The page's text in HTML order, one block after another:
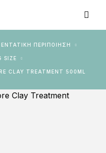
ΕΝΤΑΤΙΚΉ ΠΕΡΙΠΟΊΗΣΗ
SIZE
CLAY TREATMENT 500ML